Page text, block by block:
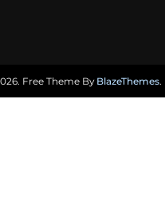
Free Theme By BlazeThemes.